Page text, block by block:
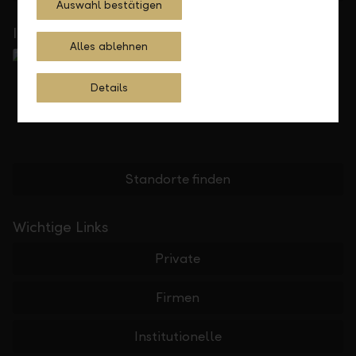
In Ihrer Nähe
Standorte finden
Wichtige Links
Private
Firmen
Institutionelle
Auswahl bestätigen
Alles ablehnen
Details